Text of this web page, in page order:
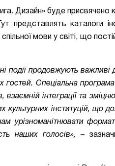
Дизайн »буде присвячено
каталоги
мови у світі, що
події продовжують важливі
гостей. Спеціальна
інтеграції та
культурних інституцій, що
урізноманітнювати
наших голосів», –